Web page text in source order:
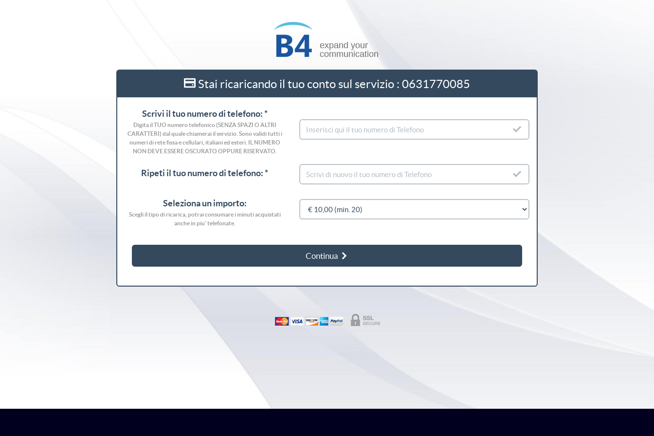
Stai ricaricando il tuo conto sul servizio : 0631770085
Scrivi il tuo numero di telefono: *
Digita il TUO numero telefonico (SENZA SPAZI O ALTRI
CARATTERI) dal quale chiamerai il servizio. Sono validi tutti i
numeri di rete fissa e cellulari, italiani ed esteri. IL NUMERO
NON DEVE ESSERE OSCURATO OPPURE RISERVATO.
Ripeti il tuo numero di telefono: *
Seleziona un importo:
Scegli il tipo di ricarica, potrai consumare i minuti acquistati
anche in piu' telefonate.
Continua